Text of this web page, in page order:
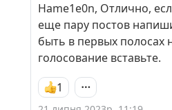
Hame1e0n, Отлично,
еще пару постов
быть в первых полосах
голосование вставьте.
1